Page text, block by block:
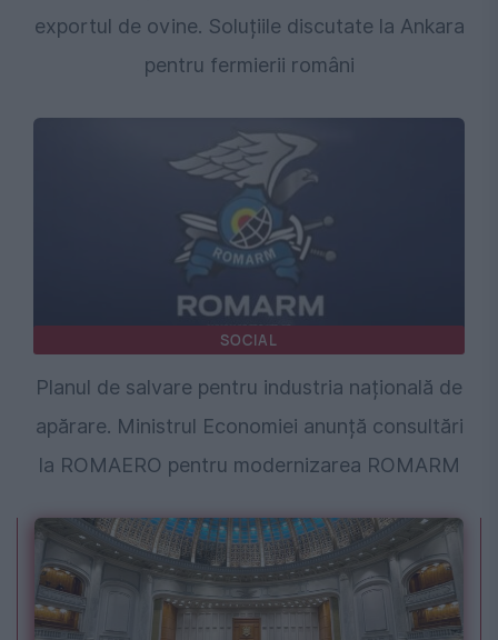
exportul de ovine. Soluțiile discutate la Ankara
pentru fermierii români
SOCIAL
Planul de salvare pentru industria națională de
apărare. Ministrul Economiei anunță consultări
la ROMAERO pentru modernizarea ROMARM